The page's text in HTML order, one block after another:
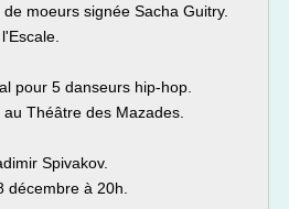
moeurs signée Sacha Guitry.
pour 5 danseurs hip-hop.
Théâtre des Mazades.
Spivakov.
décembre à 20h.